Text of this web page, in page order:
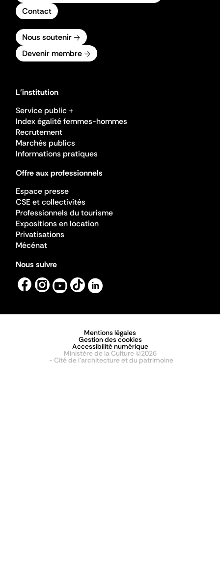
Contact
Nous soutenir
Devenir membre
L'institution
Service public +
Index égalité femmes-hommes
Recrutement
Marchés publics
Informations pratiques
Offre aux professionnels
Espace presse
CSE et collectivités
Professionnels du tourisme
Expositions en location
Privatisations
Mécénat
Nous suivre
Mentions légales
Gestion des cookies
Accessibilité numérique
Ministère de la Culture ©2026
- Cité de l'architecture et du patrimoine